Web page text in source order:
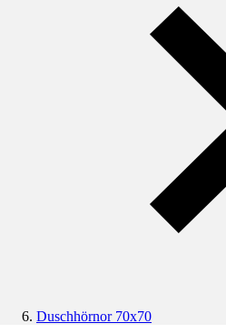
Duschhörnor 70x70